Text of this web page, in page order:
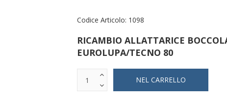
Codice Articolo: 1098
RICAMBIO ALLATTARICE
EUROLUPA/TECNO 80